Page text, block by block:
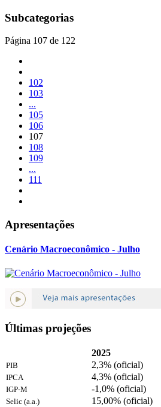
Subcategorias
Página 107 de 122
102
103
...
105
106
107
108
109
...
111
Apresentações
Cenário Macroeconômico - Julho
Últimas projeções
2025
PIB
2,3% (oficial)
IPCA 4,3% (oficial)
IGP-M -1,0% (oficial)
Selic (a.a.) 15,00% (oficial)